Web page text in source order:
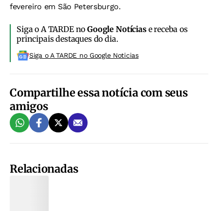
fevereiro em São Petersburgo.
Siga o A TARDE noGoogle Notíciase receba os
principais destaques do dia.
Siga o A TARDE no Google Noticias
Compartilhe essa notícia com seus
amigos
Relacionadas